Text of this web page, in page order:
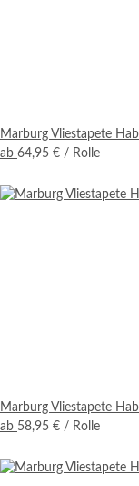
Marburg Vliestapete
ab 64,95 € / Rolle
Marburg Vliestapete
ab 58,95 € / Rolle